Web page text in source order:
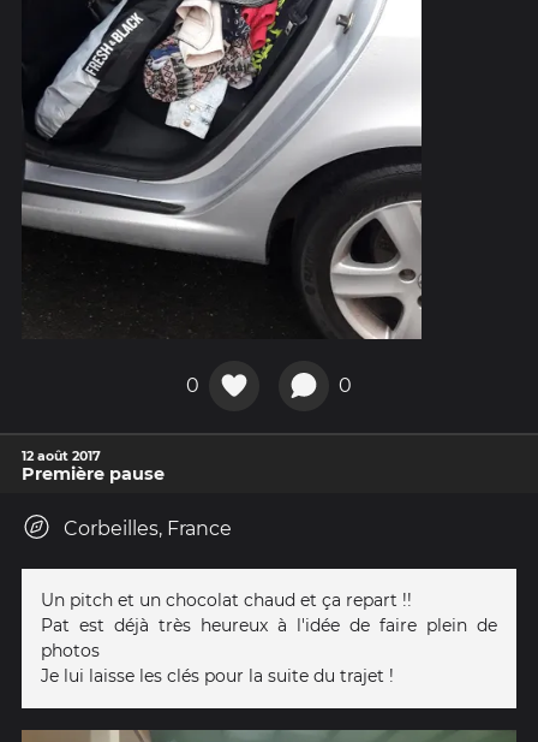
0 0
12 août 2017
Première pause
Corbeilles, France
Un pitch et un chocolat chaud et ça repart !!
Pat est déjà très heureux à l'idée de faire plein de
photos
Je lui laisse les clés pour la suite du trajet !